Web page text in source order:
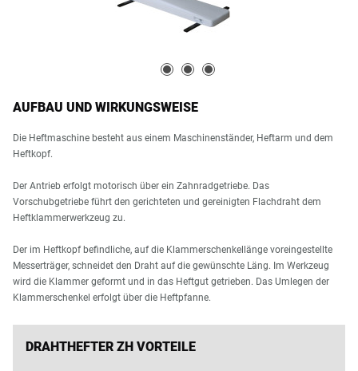
AUFBAU UND WIRKUNGSWEISE
Die Heftmaschine besteht aus einem Maschinenständer, Heftarm und dem
Heftkopf.
Der Antrieb erfolgt motorisch über ein Zahnradgetriebe. Das
Vorschubgetriebe führt den gerichteten und gereinigten Flachdraht dem
Heftklammerwerkzeug zu.
Der im Heftkopf befindliche, auf die Klammerschenkellänge voreingestellte
Messerträger, schneidet den Draht auf die gewünschte Läng. Im Werkzeug
wird die Klammer geformt und in das Heftgut getrieben. Das Umlegen der
Klammerschenkel erfolgt über die Heftpfanne.
DRAHTHEFTER ZH VORTEILE